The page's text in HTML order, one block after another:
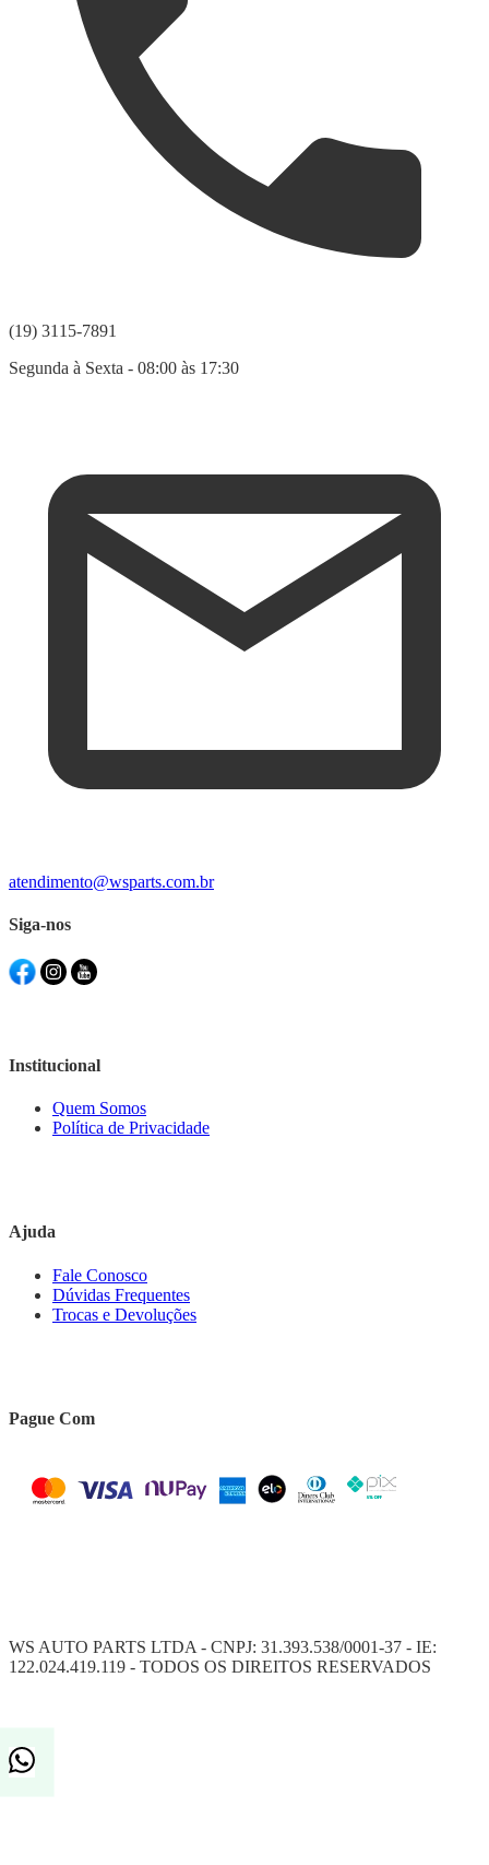
(19) 3115-7891
Segunda à Sexta - 08:00 às 17:30
atendimento@wsparts.com.br
Siga-nos
Institucional
Quem Somos
Política de Privacidade
Ajuda
Fale Conosco
Dúvidas Frequentes
Trocas e Devoluções
Pague Com
WS AUTO PARTS LTDA - CNPJ: 31.393.538/0001-37 - IE:
122.024.419.119 - TODOS OS DIREITOS RESERVADOS